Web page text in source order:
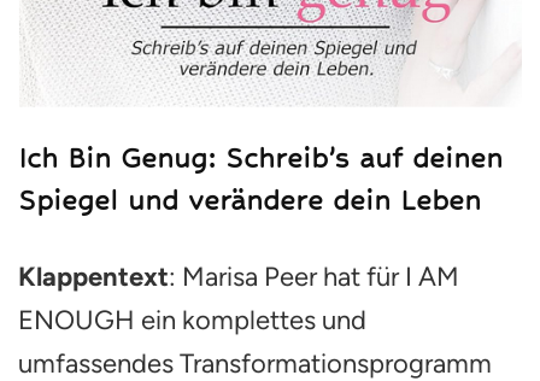
Ich Bin Genug: Schreib’s auf deinen
Spiegel und verändere dein Leben
Klappentext: Marisa Peer hat für I AM
ENOUGH ein komplettes und
umfassendes Transformationsprogramm